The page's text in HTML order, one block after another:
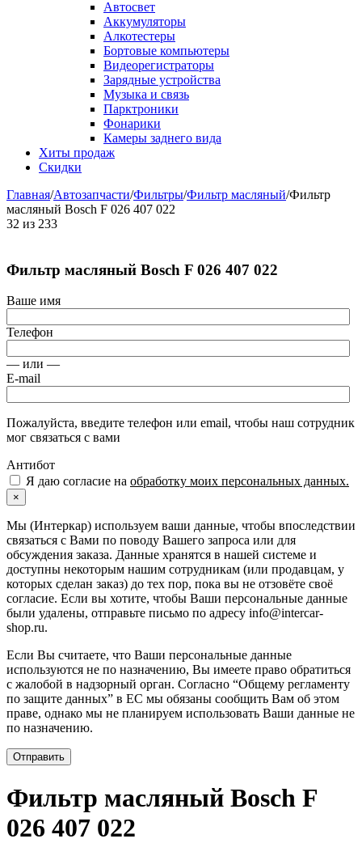
Автосвет
Аккумуляторы
Алкотестеры
Бортовые компьютеры
Видеорегистраторы
Зарядные устройства
Музыка и связь
Парктроники
Фонарики
Камеры заднего вида
Хиты продаж
Скидки
Главная/Автозапчасти/Фильтры/Фильтр масляный/Фильтр
масляный Bosch F 026 407 022
32 из 233
Фильтр масляный Bosch F 026 407 022
Ваше имя
Телефон
— или —
E-mail
Пожалуйста, введите телефон или email, чтобы наш сотрудник
мог связаться с вами
Антибот
Я даю согласие на обработку моих персональных данных.
×
Мы (Интеркар) используем ваши данные, чтобы впоследствии
связаться с Вами по поводу Вашего запроса или для
обсуждения заказа. Данные хранятся в нашей системе и
доступны некоторым нашим сотрудникам (или продавцам, у
которых сделан заказ) до тех пор, пока вы не отзовёте своё
согласие. Если вы хотите, чтобы Ваши персональные данные
были удалены, отправьте письмо по адресу info@intercar-
shop.ru.
Если Вы считаете, что Ваши персональные данные
используются не по назначению, Вы имеете право обратиться
с жалобой в надзорный орган. Согласно “Общему регламенту
по защите данных” в ЕС мы обязаны сообщить Вам об этом
праве, однако мы не планируем использовать Ваши данные не
по назначению.
Отправить
Фильтр масляный Bosch F
026 407 022